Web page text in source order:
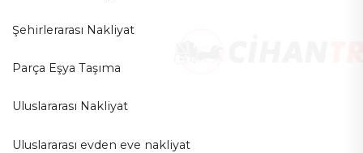
Şehirlerarası Nakliyat
Parça Eşya Taşıma
Uluslararası Nakliyat
Uluslararası evden eve nakliyat